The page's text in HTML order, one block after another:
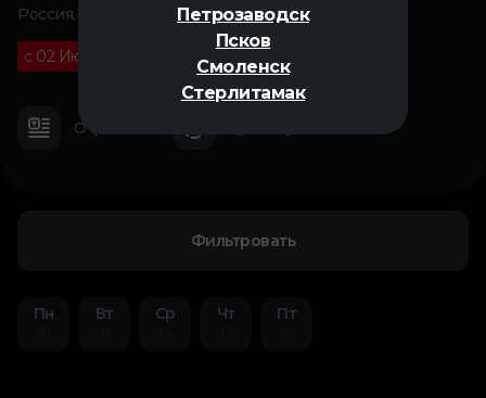
Петрозаводск
Псков
Смоленск
Стерлитамак
Россия, 2026
с 02 Июля 01 ч 40 м
О фильме
Фильтровать
Пн
Вт
Ср
Чт
Пт